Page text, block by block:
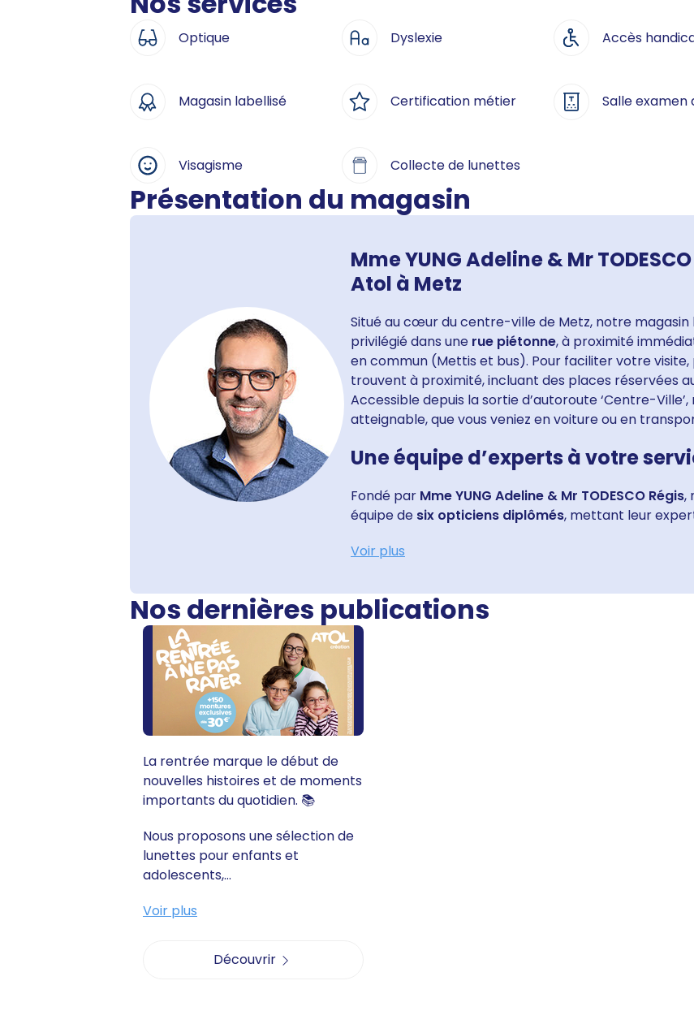
Optique Dyslexie Accès
Magasin labellisé Certification métier Salle examen
Visagisme Collecte de lunettes
Présentation du magasin
Mme YUNG Adeline & Mr
Atol à Metz
Situé au cœur du centre-ville de Metz, notre
privilégié dans une rue piétonne, à proximité
en commun (Mettis et bus). Pour faciliter votre
trouvent à proximité, incluant des places réservées
Accessible depuis la sortie d’autoroute ‘Centre-
atteignable, que vous veniez en voiture ou en
Une équipe d’experts à votre
Fondé par Mme YUNG Adeline & Mr TODESCO Régis,
équipe de six opticiens diplômés, mettant leur
Voir plus
Nos dernières publications
La rentrée marque le début de
nouvelles histoires et de moments
importants du quotidien. 📚
Nous proposons une sélection de
lunettes pour enfants et
adolescents,...
Voir plus
Découvrir